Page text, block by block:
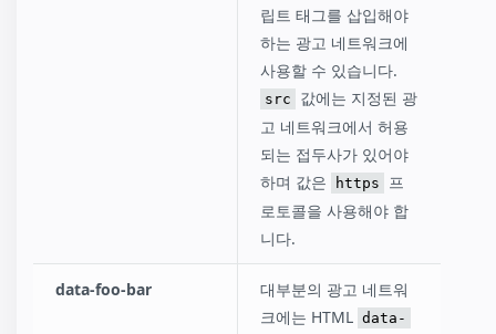
립트 태그를 삽입해야
하는 광고 네트워크에
사용할 수 있습니다.
src
값에는 지정된 광
고 네트워크에서 허용
되는 접두사가 있어야
하며 값은
https
프
로토콜을 사용해야 합
니다.
data-foo-bar
대부분의 광고 네트워
크에는 HTML data-